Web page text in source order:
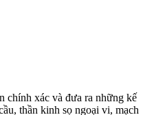
chính xác và đưa ra những kế
thần kinh sọ ngoại vi, mạch